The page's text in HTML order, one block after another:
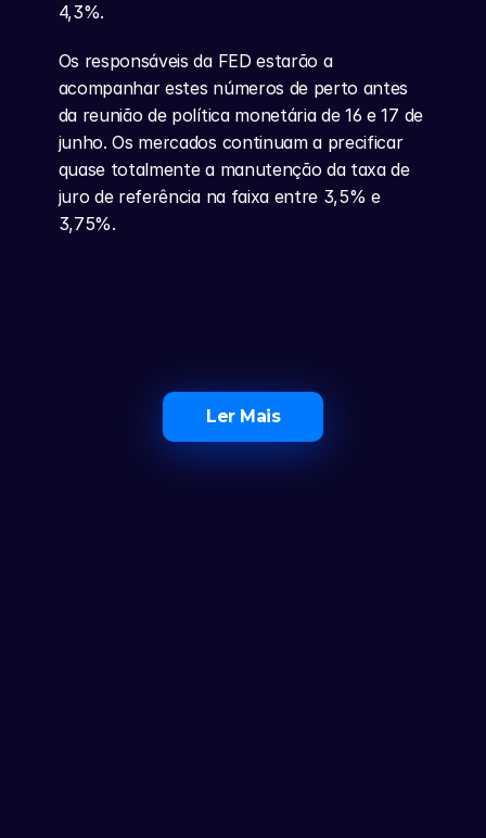
4,3%.
Os responsáveis da FED estarão a
acompanhar estes números de perto antes
da reunião de política monetária de 16 e 17 de
junho. Os mercados continuam a precificar
quase totalmente a manutenção da taxa de
juro de referência na faixa entre 3,5% e
3,75%.
Ler Mais